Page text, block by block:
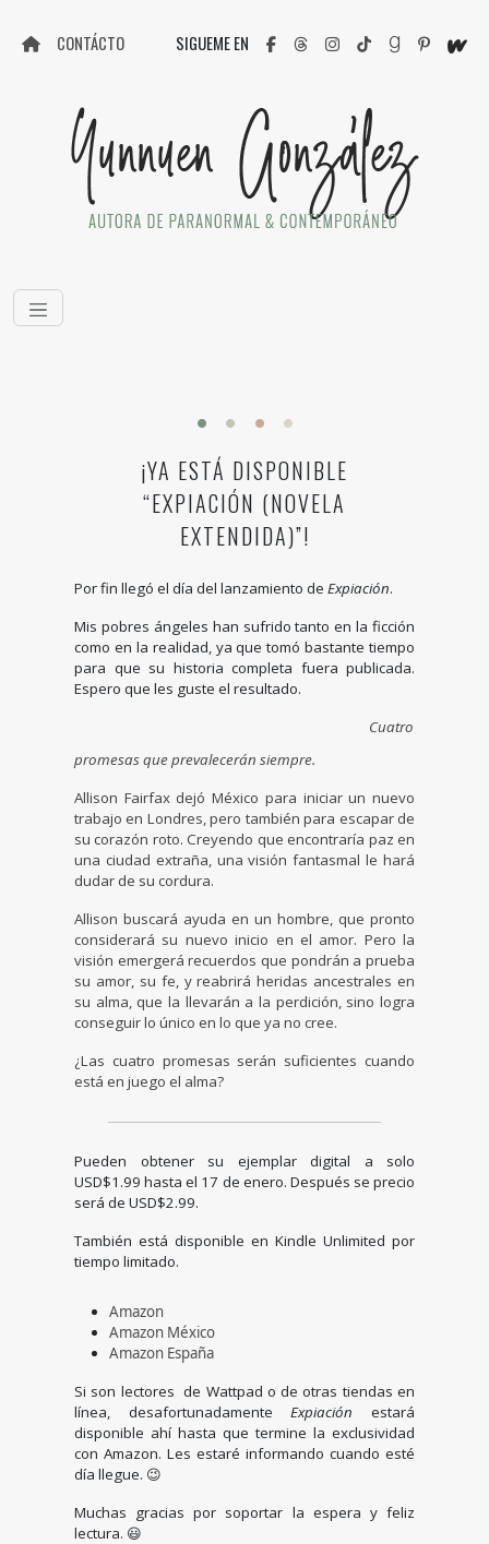
CONTÁCTO SIGUEME EN
¡YA ESTÁ DISPONIBLE
“EXPIACIÓN (NOVELA
EXTENDIDA)”!
Por fin llegó el día del lanzamiento de Expiación.
Mis pobres ángeles han sufrido tanto en la ficción
como en la realidad, ya que tomó bastante tiempo
para que su historia completa fuera publicada.
Espero que les guste el resultado.
Cuatro
promesas que prevalecerán siempre.
Allison Fairfax dejó México para iniciar un nuevo
trabajo en Londres, pero también para escapar de
su corazón roto. Creyendo que encontraría paz en
una ciudad extraña, una visión fantasmal le hará
dudar de su cordura.
Allison buscará ayuda en un hombre, que pronto
considerará su nuevo inicio en el amor. Pero la
visión emergerá recuerdos que pondrán a prueba
su amor, su fe, y reabrirá heridas ancestrales en
su alma, que la llevarán a la perdición, sino logra
conseguir lo único en lo que ya no cree.
¿Las cuatro promesas serán suficientes cuando
está en juego el alma?
Pueden obtener su ejemplar digital a solo
USD$1.99 hasta el 17 de enero. Después se precio
será de USD$2.99.
También está disponible en Kindle Unlimited por
tiempo limitado.
Amazon
Amazon México
Amazon España
Si son lectores de Wattpad o de otras tiendas en
línea, desafortunadamenteExpiación estará
disponible ahí hasta que termine la exclusividad
con Amazon. Les estaré informando cuando esté
día llegue. 😉
Muchas gracias por soportar la espera y feliz
lectura. 😃